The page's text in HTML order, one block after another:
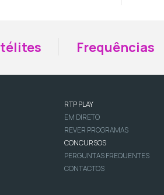
Frequências
RTP PLAY
EM DIRETO
REVER PROGRAMAS
CONCURSOS
PERGUNTAS FREQUENTES
CONTACTOS